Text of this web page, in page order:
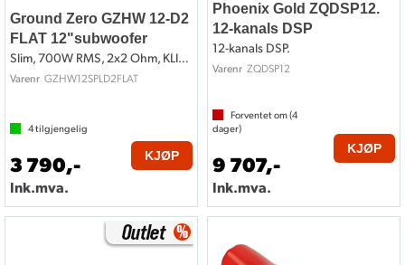
Ground Zero GZHW 12-D2
FLAT 12"subwoofer
Slim, 700W RMS, 2x2 Ohm, KLIPPEL
Varenr GZHW12SPLD2FLAT
4tilgjengelig
3 790,-
Ink.mva.
KJØP
Phoenix Gold ZQDSP12.
12-kanals DSP
12-kanals DSP.
Varenr ZQDSP12
Forventet om (4
dager)
9 707,-
Ink.mva.
KJØP